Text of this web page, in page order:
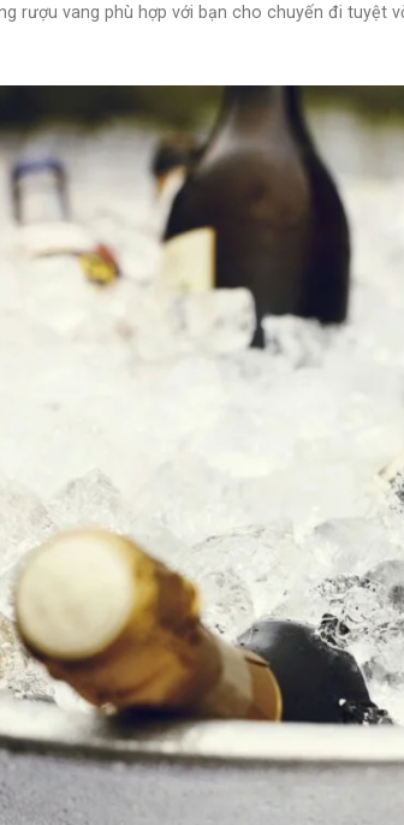
rượu vang phù hợp với bạn cho chuyến đi tuyệt